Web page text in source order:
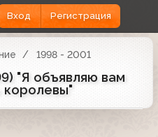
Вход Регистрация
1998 - 2001
"Я объявляю вам
королевы"